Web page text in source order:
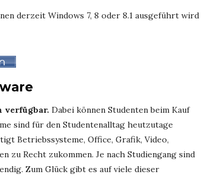
derzeit Windows 7, 8 oder 8.1 ausgeführt wird
verfügbar. Dabei können Studenten beim Kauf
sind für den Studentenalltag heutzutage
Betriebssysteme, Office, Grafik, Video,
zu Recht zukommen. Je nach Studiengang sind
Zum Glück gibt es auf viele dieser